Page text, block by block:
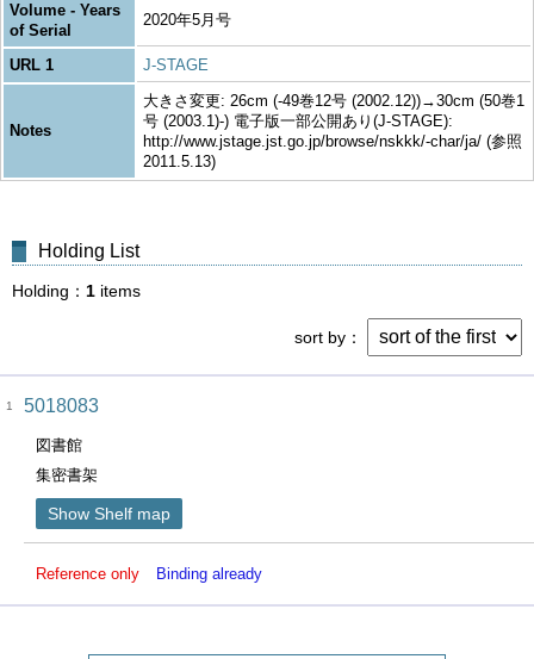
Volume - Years
of Serial
2020年5月号
URL 1 J-STAGE
Notes
大きさ変更: 26cm (-49巻12号 (2002.12))→30cm (50巻1
号 (2003.1)-) 電子版一部公開あり(J-STAGE):
http://www.jstage.jst.go.jp/browse/nskkk/-char/ja/ (参照
2011.5.13)
Holding List
Holding 1 items
sort by
1 5018083
図書館
集密書架
Show Shelf map
Reference only Binding already